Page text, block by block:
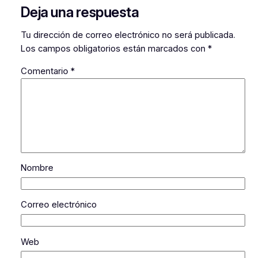
Deja una respuesta
Tu dirección de correo electrónico no será publicada.
Los campos obligatorios están marcados con *
Comentario *
Nombre
Correo electrónico
Web